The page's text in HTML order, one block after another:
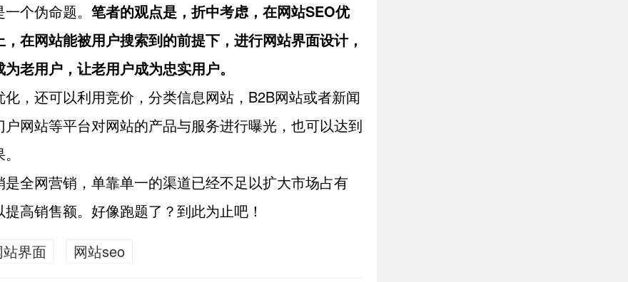
个伪命题。 笔者的观点是，折中考虑，在网站SEO优
在网站能被用户搜索到的前提下，进行网站界面设计，
老用户，让老用户成为忠实用户。
化，还可以利用竞价，分类信息网站，B2B网站或者新闻
户网站等平台对网站的产品与服务进行曝光，也可以达到
是全网营销，单靠单一的渠道已经不足以扩大市场占有
高销售额。好像跑题了？到此为止吧！
站界面 网站seo